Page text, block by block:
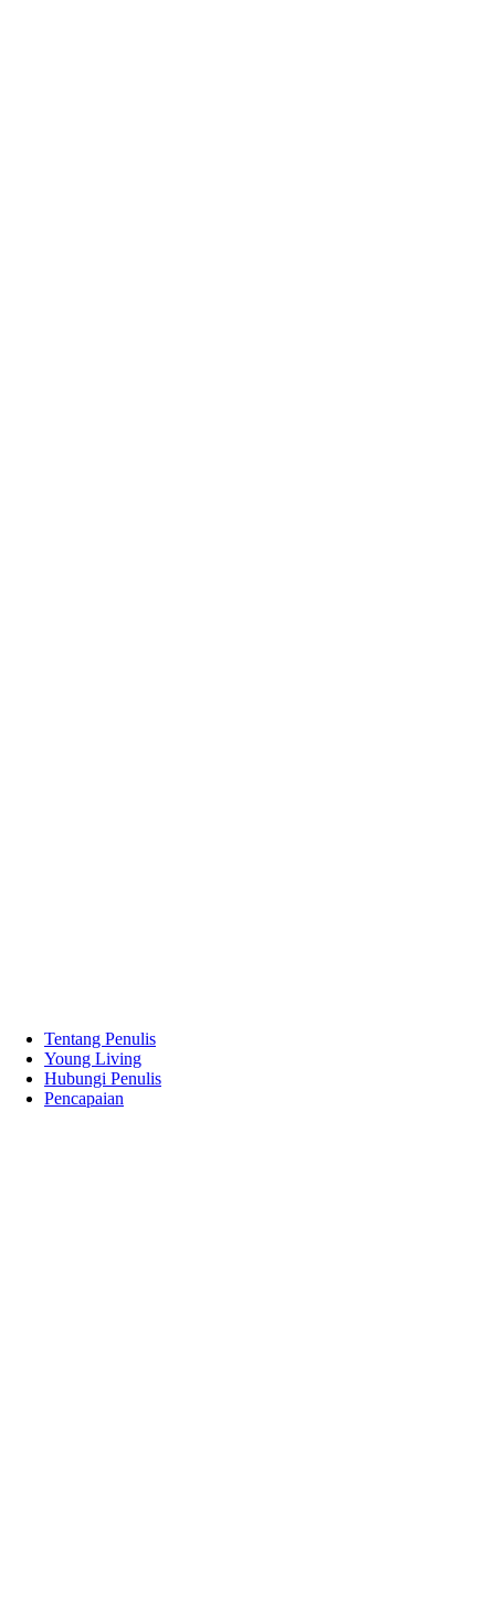
Tentang Penulis
Young Living
Hubungi Penulis
Pencapaian